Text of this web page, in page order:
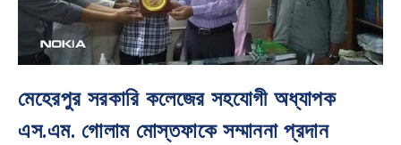
মেহেরপুর সরকারি কলেজের সহযোগী অধ্যাপক
এস.এম. গোলাম মোস্তফাকে সম্মাননা প্রদান